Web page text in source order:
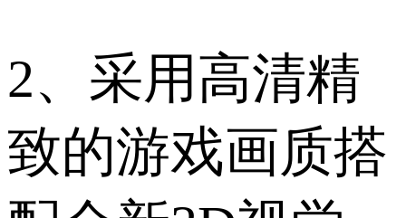
2、采用高清精
致的游戏画质搭